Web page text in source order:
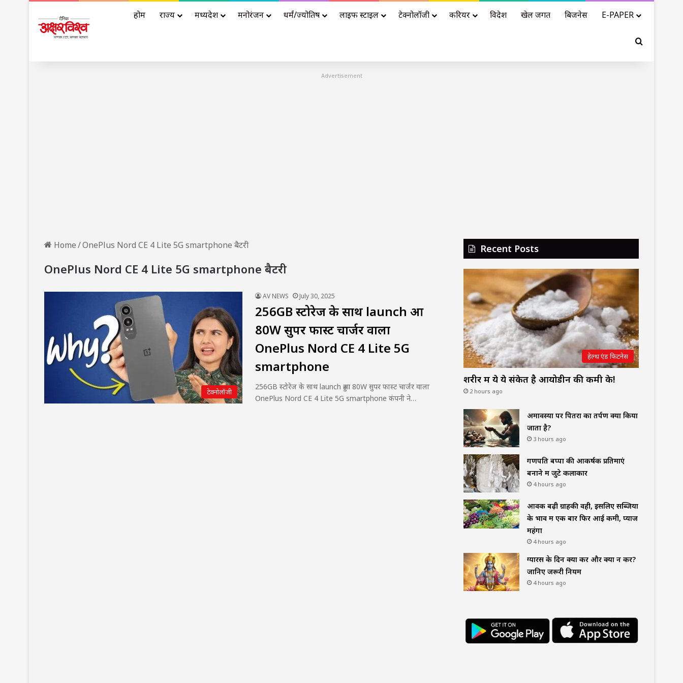
होम राज्य मध्यप्रदेश मनोरंजन धर्मं/ज्योतिष लाइफ स्टाइल टेक्नोलॉजी करियर विदेश खेल जगत बिजनेस E-PAPER
Search for
Advertisement
Home/OnePlus Nord CE 4 Lite 5G smartphone बैटरी
OnePlus Nord CE 4 Lite 5G smartphone बैटरी
टेक्नोलॉजी
AV NEWS July 30, 2025
256GB स्टोरेज के साथ launch हुआ
80W सुपर फास्ट चार्जर वाला
OnePlus Nord CE 4 Lite 5G
smartphone
256GB स्टोरेज के साथ launch हुआ 80W सुपर फास्ट चार्जर वाला
OnePlus Nord CE 4 Lite 5G smartphone कंपनी ने…
Recent Posts
हेल्थ एंड फिटनेस
शरीर में ये ये संकेत है आयोडीन की कमी के!
2 hours ago
अमावस्या पर पितरों का तर्पण क्यों किया
जाता है?
3 hours ago
गणपति बप्पा की आकर्षक प्रतिमाएं
बनाने में जुटे कलाकार
4 hours ago
आवक बढ़ी ग्राहकी वही, इसलिए सब्जियों
के भाव में एक बार फिर आई कमी, प्याज
महंगा
4 hours ago
ग्यारस के दिन क्या करें और क्या न करें?
जानिए जरूरी नियम
4 hours ago